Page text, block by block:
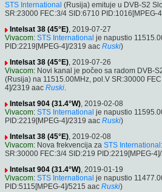
STS International (Rusija) emituje u DVB-S2
SR:23000 FEC:3/4 SID:6710 PID:1016[MPEG-
Intelsat 38 (45°E), 2019-07-27
Vivacom: STS International je napustio
PID:2219[MPEG-4]/2319 aac Ruski)
Intelsat 38 (45°E), 2019-07-26
Vivacom: Novi kanal je počeo sa radom DVB-
(Rusija) na 11515.00MHz, pol.V SR:30000
4]/2319 aac Ruski.
Intelsat 904 (31.4°W), 2019-02-08
Vivacom: STS International je napustio
PID:2219[MPEG-4]/2319 aac Ruski)
Intelsat 38 (45°E), 2019-02-08
Vivacom: Nova frekvencija za STS International
SR:30000 FEC:3/4 SID:219 PID:2219[MPEG-
Intelsat 904 (31.4°W), 2019-01-19
Vivacom: STS International je napustio
PID:5115[MPEG-4]/5215 aac Ruski)